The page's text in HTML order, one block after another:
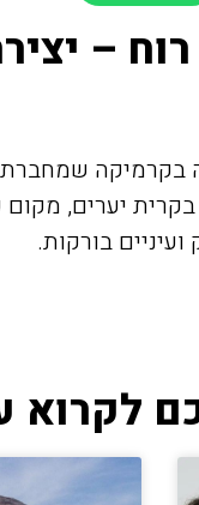
–
בקרמיקה
יערים,
בורקות.
לקרוא